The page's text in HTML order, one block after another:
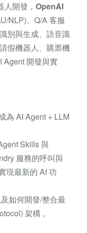
開發， OpenAI
NLP)、Q/A 客服
別與生成、語音識
假機器人、購票機
Agent 開發與實
為 AI Agent + LLM
Skills 與
服務的呼叫與
現最新的 AI 功
如何開發/整合最
架構 。